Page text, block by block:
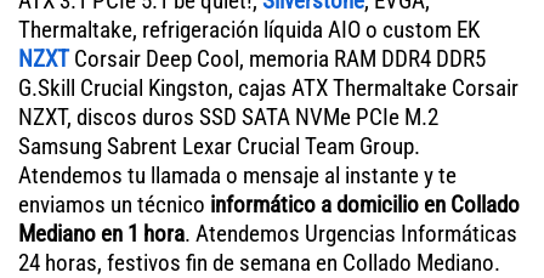
Thermaltake, refrigeración líquida AIO o custom EK
NZXTCorsair Deep Cool, memoria RAM DDR4 DDR5
G.Skill Crucial Kingston, cajas ATX Thermaltake Corsair
NZXT, discos duros SSD SATA NVMe PCIe M.2
Samsung Sabrent Lexar Crucial Team Group.
Atendemos tu llamada o mensaje al instante y te
enviamos un técnico informático a domicilio en Collado
Mediano en 1 hora. Atendemos Urgencias Informáticas
24 horas, festivos fin de semana en Collado Mediano.